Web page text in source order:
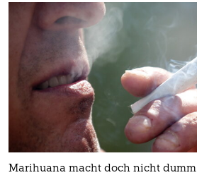
unterstützen
genossenschaft
Marihuana macht doch nicht dumm